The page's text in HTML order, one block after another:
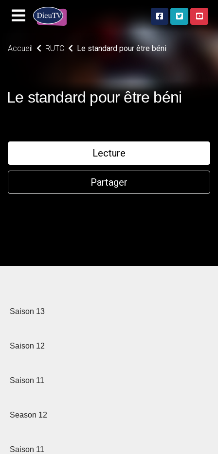
Accueil RUTC Le standard pour être béni
Le standard pour être béni
Lecture
Partager
Saison 13
Saison 12
Saison 11
Season 12
Saison 11